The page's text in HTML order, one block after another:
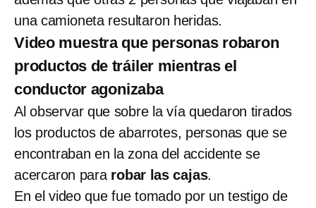
una camioneta resultaron heridas.
Video muestra que personas robaron
productos de tráiler mientras el
conductor agonizaba
Al observar que sobre la vía quedaron tirados
los productos de abarrotes, personas que se
encontraban en la zona del accidente se
acercaron para robar las cajas.
En el video que fue tomado por un testigo de